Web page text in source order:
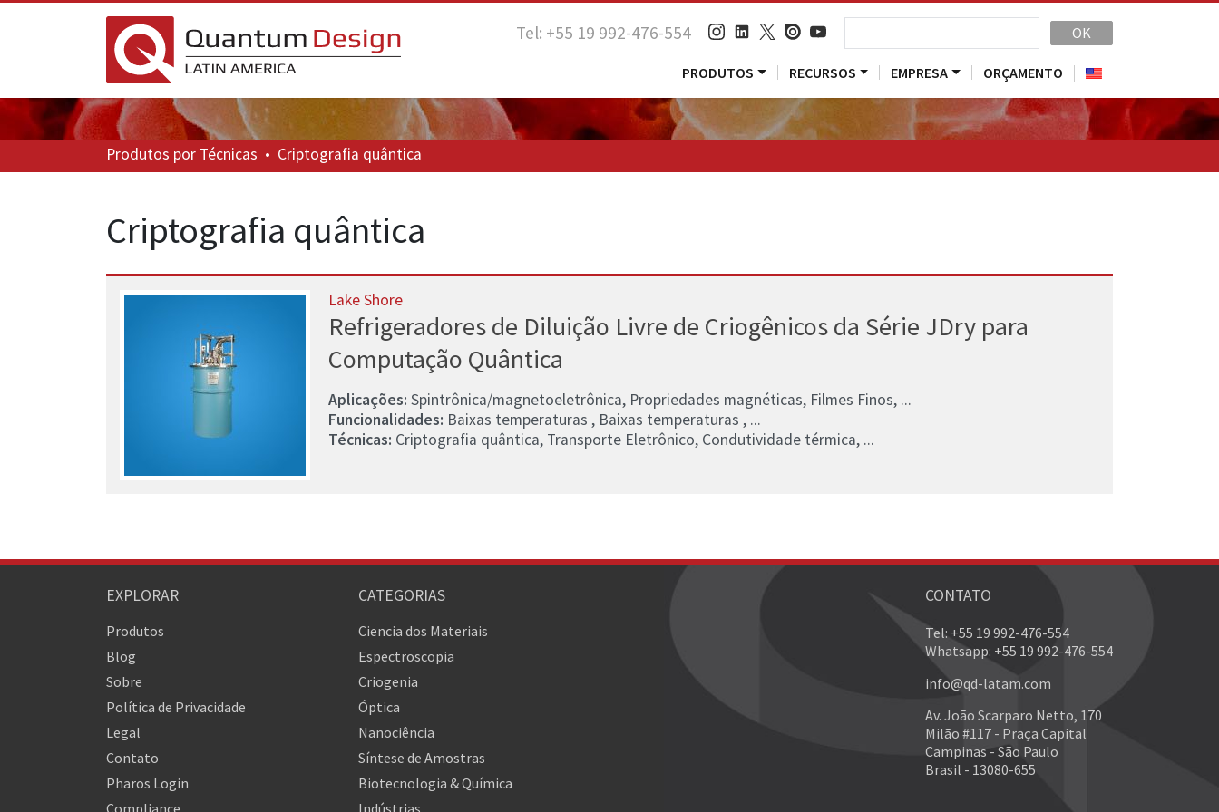
Tel: +55 19 992-476-554 OK
PRODUTOS RECURSOS EMPRESA ORÇAMENTO
Produtos por Técnicas • Criptografia quântica
Criptografia quântica
Lake Shore
Refrigeradores de Diluição Livre de Criogênicos da Série JDry para
Computação Quântica
Aplicações: Spintrônica/magnetoeletrônica, Propriedades magnéticas, Filmes Finos, ...
Funcionalidades: Baixas temperaturas , Baixas temperaturas , ...
Técnicas: Criptografia quântica, Transporte Eletrônico, Condutividade térmica, ...
EXPLORAR
Produtos
Blog
Sobre
Política de Privacidade
Legal
Contato
Pharos Login
CATEGORIAS
Ciencia dos Materiais
Espectroscopia
Criogenia
Óptica
Nanociência
Síntese de Amostras
Biotecnologia & Química
CONTATO
Tel: +55 19 992-476-554
Whatsapp: +55 19 992-476-554
info@qd-latam.com
Av. João Scarparo Netto, 170
Milão #117 - Praça Capital
Campinas - São Paulo
Brasil - 13080-655